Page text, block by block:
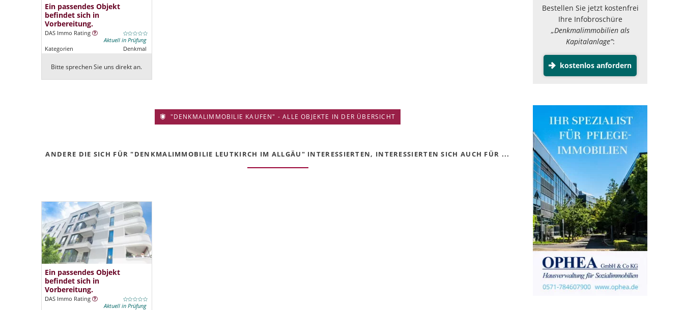
Ein passendes Objekt
befindet sich in
Vorbereitung.
DAS Immo Rating
Aktuell in Prüfung
Kategorien
Denkmal
Bitte sprechen Sie uns direkt an.
"DENKMALIMMOBILIE KAUFEN" - ALLE OBJEKTE IN DER ÜBERSICHT
ANDERE DIE SICH FÜR "DENKMALIMMOBILIE LEUTKIRCH IM ALLGÄU" INTERESSIERTEN, INTERESSIERTEN SICH AUCH FÜR ...
Ein passendes Objekt
befindet sich in
Vorbereitung.
DAS Immo Rating
Aktuell in Prüfung
Bestellen Sie jetzt kostenfrei
Ihre Infobroschüre
„Denkmalimmobilien als
Kapitalanlage”:
kostenlos anfordern